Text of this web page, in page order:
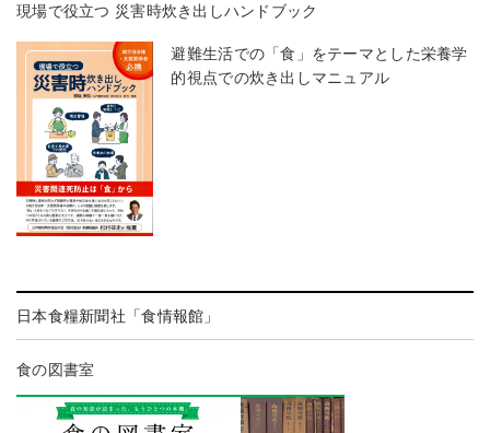
現場で役立つ 災害時炊き出しハンドブック
避難生活での「食」をテーマとした栄養学
的視点での炊き出しマニュアル
日本食糧新聞社「食情報館」
食の図書室